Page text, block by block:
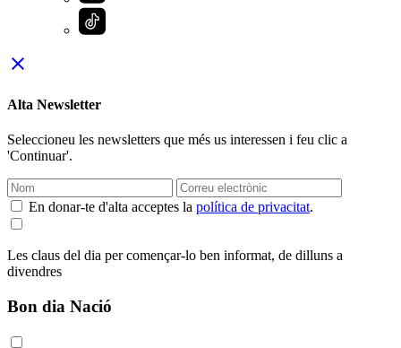
close
Alta Newsletter
Seleccioneu les newsletters que més us interessen i feu clic a
'Continuar'.
En donar-te d'alta acceptes la política de privacitat.
Les claus del dia per començar-lo ben informat, de dilluns a
divendres
Bon dia Nació